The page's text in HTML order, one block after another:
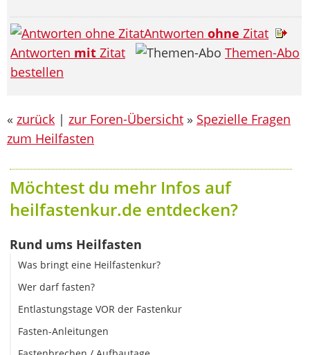
Antworten ohne Zitat
Antworten mit Zitat
Themen-Abo
bestellen
« zurück | zur Foren-Übersicht » Spezielle Fragen
zum Heilfasten
Möchtest du mehr Infos auf
heilfastenkur.de entdecken?
Rund ums Heilfasten
Was bringt eine Heilfastenkur?
Wer darf fasten?
Entlastungstage VOR der Fastenkur
Fasten-Anleitungen